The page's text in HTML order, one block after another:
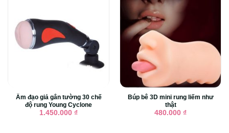
Âm đạo giả gắn tường 30 chế
độ rung Young Cyclone
1.450.000 ₫
Búp bê 3D mini rung liếm như
thật
480.000 ₫